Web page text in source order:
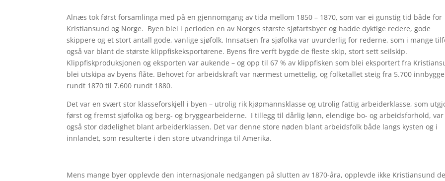
Alnæs tok først forsamlinga med på en gjennomgang av tida mellom 1850 – 1870, som var ei gunstig tid både for
Kristiansund og Norge. Byen blei i perioden en av Norges største sjøfartsbyer og hadde dyktige redere, gode
skippere og et stort antall gode, vanlige sjøfolk. Innsatsen fra sjøfolka var uvurderlig for rederne, som i mange
også var blant de største klippfiskeksportørene. Byens fire verft bygde de fleste skip, stort sett seilskip.
Klippfiskproduksjonen og eksporten var aukende – og opp til 67 % av klippfisken som blei eksportert fra
blei utskipa av byens flåte. Behovet for arbeidskraft var nærmest umettelig, og folketallet steig fra 5.700
rundt 1870 til 7.600 rundt 1880.
Det var en svært stor klasseforskjell i byen – utrolig rik kjøpmannsklasse og utrolig fattig arbeiderklasse, som
først og fremst sjøfolka og berg- og bryggearbeiderne. I tillegg til dårlig lønn, elendige bo- og arbeidsforhold,
også stor dødelighet blant arbeiderklassen. Det var denne store nøden blant arbeidsfolk både langs kysten og i
innlandet, som resulterte i den store utvandringa til Amerika.
Mens mange byer opplevde den internasjonale nedgangen på slutten av 1870-åra, opplevde ikke Kristiansund